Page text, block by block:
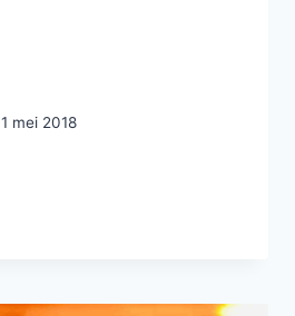
1 mei 2018